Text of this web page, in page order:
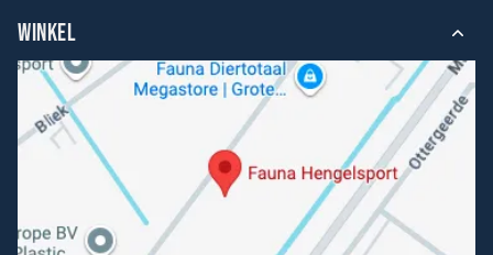
WINKEL